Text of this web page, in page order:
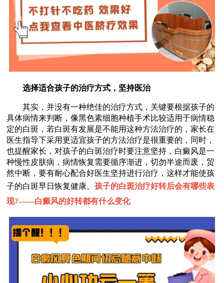
选择适合孩子的治疗方式，坚持医治
其实，并没有一种绝佳的治疗方式，关键要根据孩子的
具体病情来判断，像黑色素细胞种植手术比较适用于病情稳
定的白斑，若白斑有发展是不能用这种方法治疗的，家长在
医生指导下采用更适宜孩子的方法治疗是很重要的，同时，
也提醒家长，对孩子的白斑治疗时要注意坚持，白癜风是一
种慢性皮肤病，病情恢复需要循序渐进，切勿半途而废，贸
然中断，要有耐心配合好医生坚持进行治疗，这样才能使孩
子的白斑早日恢复健康。孩子的白斑治疗好转后会有哪些表
现?——白癜风的好转都有什么变化